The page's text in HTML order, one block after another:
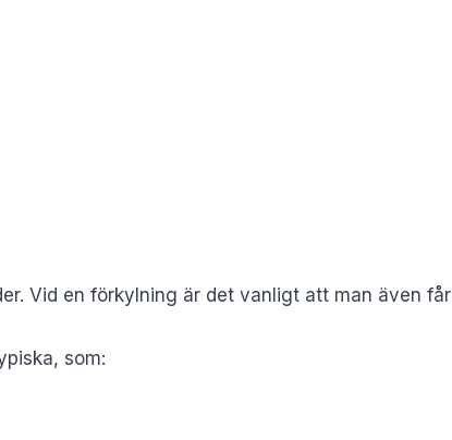
Vid en förkylning är det vanligt att man även
som: